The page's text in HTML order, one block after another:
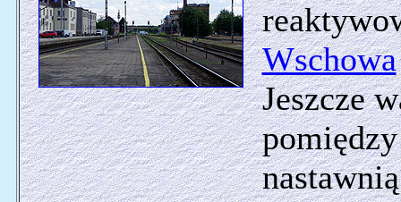
Wschowa
Jeszcze